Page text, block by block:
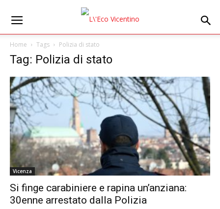
Home Tags Polizia di stato
Tag: Polizia di stato
Vicenza
Si finge carabiniere e rapina un’anziana:
30enne arrestato dalla Polizia